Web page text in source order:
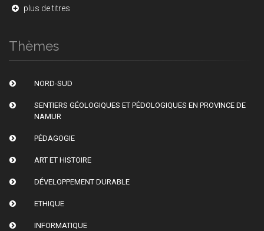
plus de titres
Thèmes
NORD-SUD
SENTIERS GÉOLOGIQUES ET PÉDOLOGIQUES EN PROVINCE DE
NAMUR
PÉDAGOGIE
ART ET HISTOIRE
DÉVELOPPEMENT DURABLE
ETHIQUE
INFORMATIQUE